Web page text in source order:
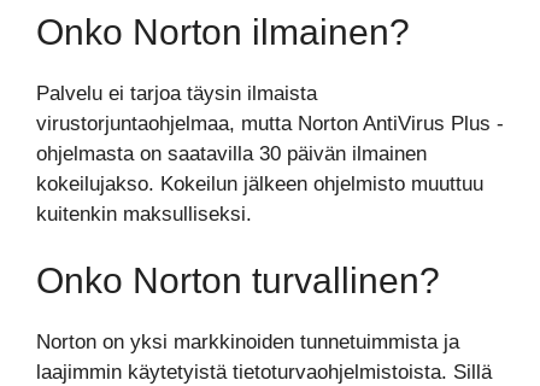
Onko Norton ilmainen?
Palvelu ei tarjoa täysin ilmaista
virustorjuntaohjelmaa, mutta Norton AntiVirus Plus -
ohjelmasta on saatavilla 30 päivän ilmainen
kokeilujakso. Kokeilun jälkeen ohjelmisto muuttuu
kuitenkin maksulliseksi.
Onko Norton turvallinen?
Norton on yksi markkinoiden tunnetuimmista ja
laajimmin käytetyistä tietoturvaohjelmistoista. Sillä